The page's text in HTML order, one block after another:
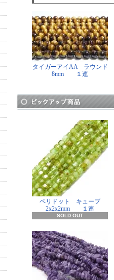
タイガーアイAA ラウンド
8mm １連
ペリドット キューブ
2x2x2mm １連
SOLD OUT